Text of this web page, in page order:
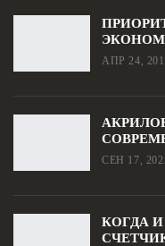
АПР 24,
СЕН 17,
КОГДА